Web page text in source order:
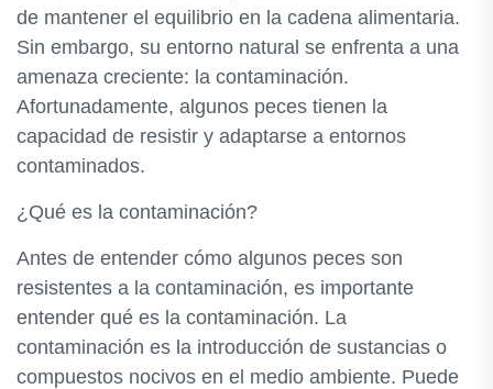
de mantener el equilibrio en la cadena alimentaria.
Sin embargo, su entorno natural se enfrenta a una
amenaza creciente: la contaminación.
Afortunadamente, algunos peces tienen la
capacidad de resistir y adaptarse a entornos
contaminados.
¿Qué es la contaminación?
Antes de entender cómo algunos peces son
resistentes a la contaminación, es importante
entender qué es la contaminación. La
contaminación es la introducción de sustancias o
compuestos nocivos en el medio ambiente. Puede